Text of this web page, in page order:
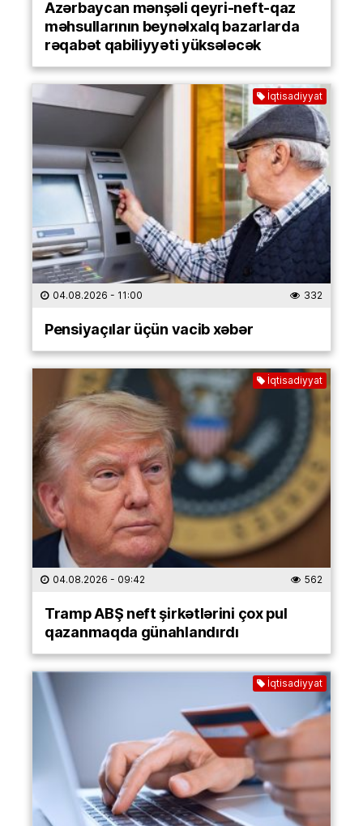
Azərbaycan mənşəli qeyri-neft-qaz
məhsullarının beynəlxalq bazarlarda
rəqabət qabiliyyəti yüksələcək
İqtisadiyyat
04.08.2026 - 11:00 332
Pensiyaçılar üçün vacib xəbər
İqtisadiyyat
04.08.2026 - 09:42 562
Tramp ABŞ neft şirkətlərini çox pul
qazanmaqda günahlandırdı
İqtisadiyyat